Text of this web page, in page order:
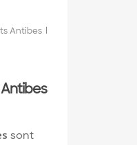
Antibes
sont